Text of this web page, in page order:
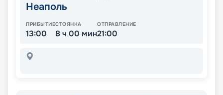
Неаполь
ПРИБЫТИЕ
13:00
СТОЯНКА
8 ч 00 мин
ОТПРАВЛЕНИЕ
21:00